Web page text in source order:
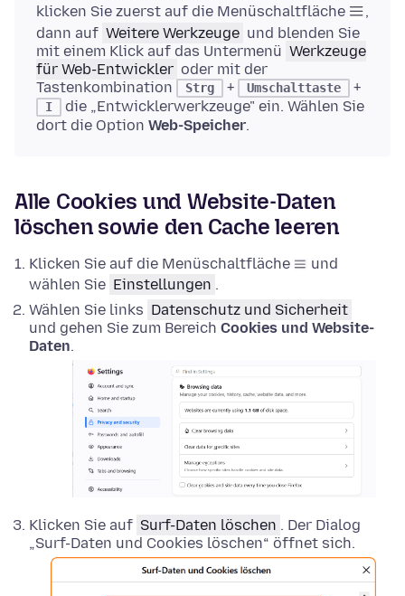
klicken Sie zuerst auf die Menüschaltfläche
,
dann auf Weitere Werkzeuge und blenden Sie
mit einem Klick auf das Untermenü Werkzeuge
für Web-Entwickler oder mit der
Tastenkombination
Strg + Umschalttaste +
I
die „Entwicklerwerkzeuge" ein. Wählen Sie
dort die Option Web-Speicher.
Alle Cookies und Website-Daten
löschen sowie den Cache leeren
Klicken Sie auf die Menüschaltfläche
und
wählen Sie Einstellungen .
Wählen Sie links Datenschutz und Sicherheit
und gehen Sie zum Bereich Cookies und Website-
Daten.
Klicken Sie auf Surf-Daten löschen . Der Dialog
„Surf-Daten und Cookies löschen“ öffnet sich.